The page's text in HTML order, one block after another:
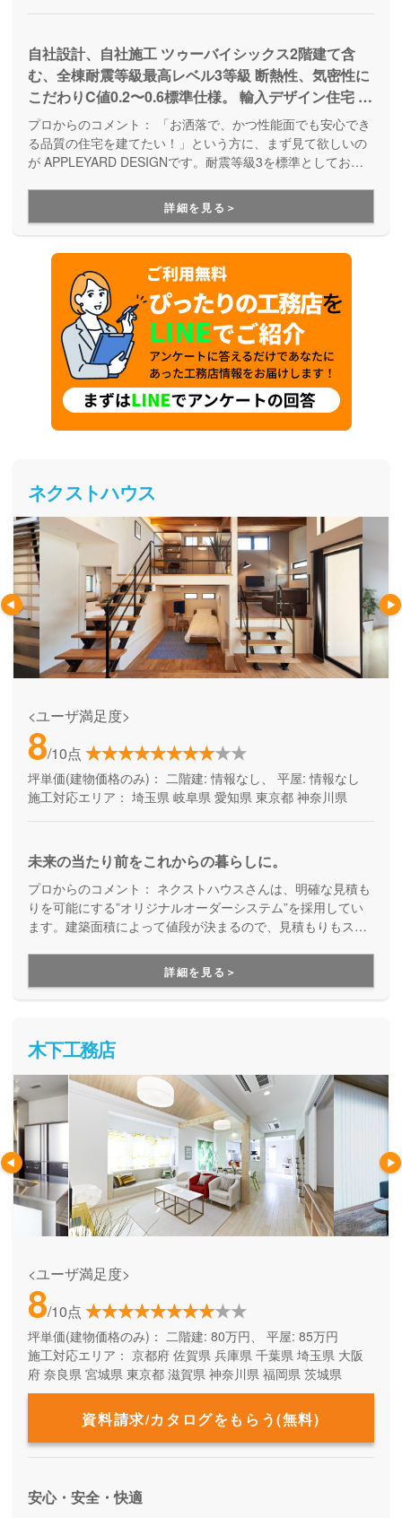
自社設計、自社施工 ツゥーバイシックス2階建て含
む、全棟耐震等級最高レベル3等級 断熱性、気密性に
こだわりC値0.2〜0.6標準仕様。 輸入デザイン住宅 自
然素材、無垢材ドア、無垢フローリングを標準。 資
産価値が落ちない、輸入デザイン住宅、100年住める
家。インテリアコーディネーターと一緒に詳細な打ち
プロからのコメント：
「お洒落で、かつ性能面でも安心でき
る品質の住宅を建てたい！」という方に、まず見て欲しいの
が APPLEYARD DESIGNです。耐震等級3を標準としてお
ど、満足のいく高性能なお家づくりが出来ます。また、自社
設計・自社施工なので、ご予算に合わせてオーダーメイドの
お家づくりが実現できる点も安心してお家づくりを任せられ
るポイントの１つです。
詳細を見る＞
ネクストハウス
<ユーザ満足度>
8/10点
坪単価(建物価格のみ)： 二階建: 情報なし、 平屋: 情報なし
施工対応エリア： 埼玉県 岐阜県 愛知県 東京都 神奈川県
未来の当たり前をこれからの暮らしに。
プロからのコメント： ネクストハウスさんは、明確な見積も
りを可能にする”オリジナルオーダーシステム”を採用してい
ます。建築面積によって値段が決まるので、見積もりもスピ
いるので、早く新しい家に入居したいという方に特におスス
詳細を見る＞
木下工務店
<ユーザ満足度>
8/10点
坪単価(建物価格のみ)： 二階建: 80万円、 平屋: 85万円
施工対応エリア： 京都府 佐賀県 兵庫県 千葉県 埼玉県 大阪
府 奈良県 宮城県 東京都 滋賀県 神奈川県 福岡県 茨城県
資料請求/カタログをもらう(無料)
安心・安全・快適